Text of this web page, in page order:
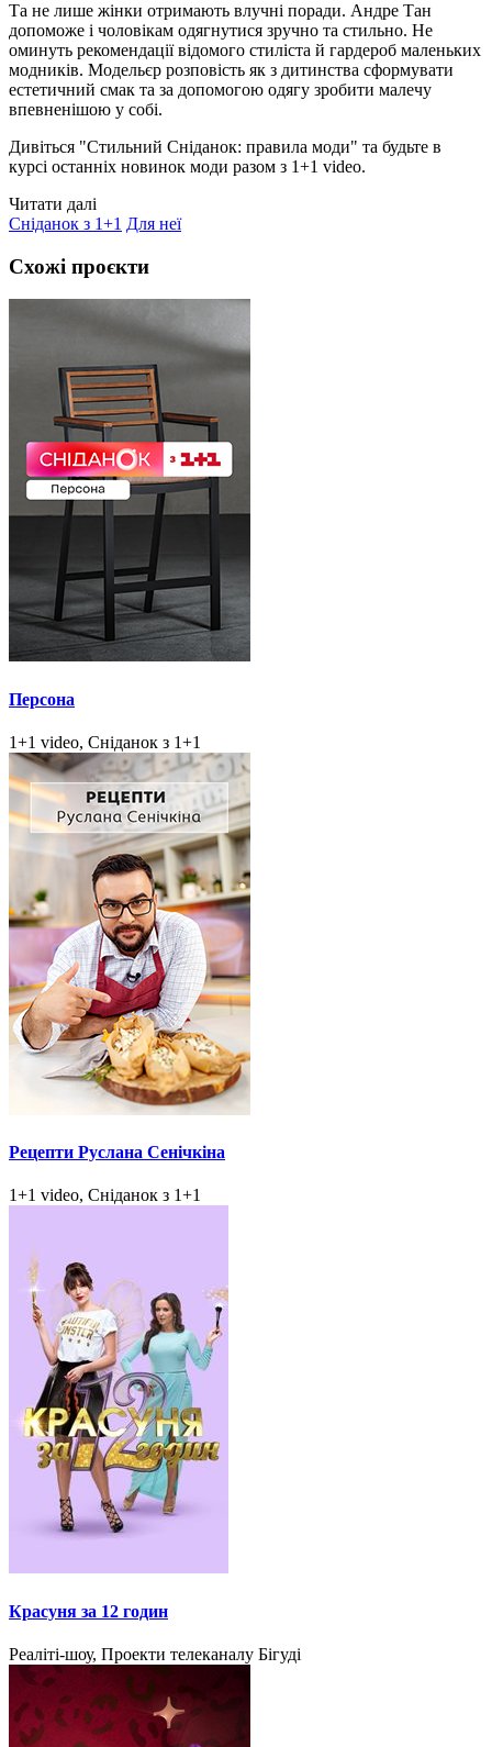
Та не лише жінки отримають влучні поради. Андре Тан
допоможе і чоловікам одягнутися зручно та стильно. Не
оминуть рекомендації відомого стиліста й гардероб маленьких
модників. Модельєр розповість як з дитинства сформувати
естетичний смак та за допомогою одягу зробити малечу
впевненішою у собі.
Дивіться "Стильний Сніданок: правила моди" та будьте в
курсі останніх новинок моди разом з 1+1 video.
Читати далі
Сніданок з 1+1 Для неї
Схожі проєкти
Персона
1+1 video, Сніданок з 1+1
Рецепти Руслана Сенічкіна
1+1 video, Сніданок з 1+1
Красуня за 12 годин
Реаліті-шоу, Проекти телеканалу Бігуді